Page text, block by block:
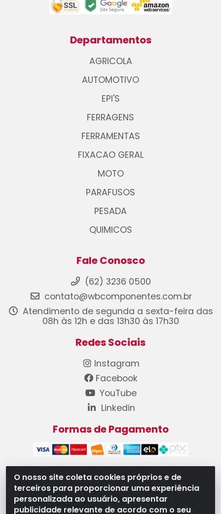
O nosso site coleta cookies próprios e de
terceiros para proporcionar uma experiência
personalizada ao usuário, apresentar
publicidade relevante de acordo com o seu
Departamentos
AGRICOLA
AUTOMOTIVO
EPI'S
FERRAGENS
FERRAMENTAS
FIXACAO GERAL
MOTO
PARAFUSOS
PESADA
QUIMICOS
Fale Conosco
(62) 3236 0500
contato@wbcomponentes.com.br
Atendimento de segunda a sexta-feira das
08h às 12h e das 13h30 às 17h30
Redes Sociais
Instagram
Facebook
YouTube
Linkedin
Formas de Pagamento
WB Componentes Automotivos LTDA - CNPJ
08.528.393/0001-12 - Rua do Níquel, 667 - Parque
Oeste Industrial, Goiânia/GO - CEP 74375-660